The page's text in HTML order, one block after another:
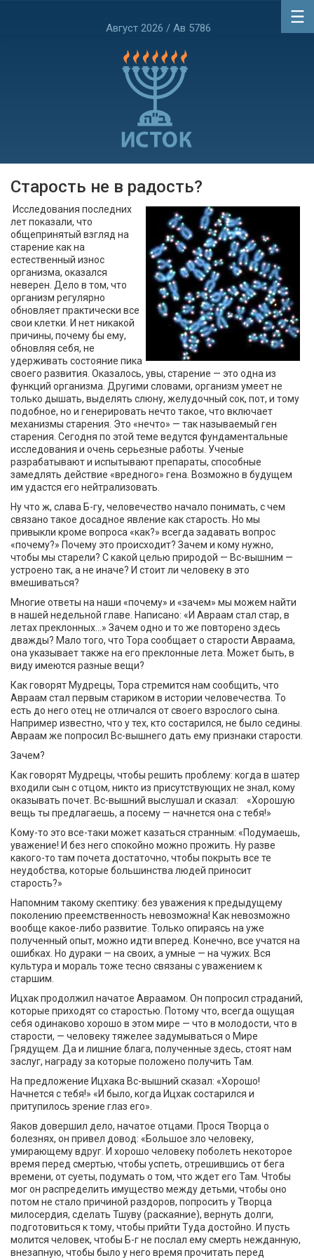
Август 2026 / Ав 5786
Старость не в радость?
Исследования последних
лет показали, что
общепринятый взгляд на
старение как на
естественный износ
организма, оказался
неверен. Дело в том, что
организм регулярно
обновляет практически все
свои клетки. И нет никакой
причины, почему бы ему,
обновляя себя, не
удерживать состояние пика
своего развития. Оказалось, увы, старение — это одна из
функций организма. Другими словами, организм умеет не
только дышать, выделять слюну, желудочный сок, пот, и тому
подобное, но и генерировать нечто такое, что включает
механизмы старения. Это «нечто» — так называемый ген
старения. Сегодня по этой теме ведутся фундаментальные
исследования и очень серьезные работы. Ученые
разрабатывают и испытывают препараты, способные
замедлять действие «вредного» гена. Возможно в будущем
им удастся его нейтрализовать.
Ну что ж, слава Б-гу, человечество начало понимать, с чем
связано такое досадное явление как старость. Но мы
привыкли кроме вопроса «как?» всегда задавать вопрос
«почему?» Почему это происходит? Зачем и кому нужно,
чтобы мы старели? С какой целью природой — Вс-вышним —
устроено так, а не иначе? И стоит ли человеку в это
вмешиваться?
Многие ответы на наши «почему» и «зачем» мы можем найти
в нашей недельной главе. Написано: «И Авраам стал стар, в
летах преклонных...» Зачем одно и то же повторено здесь
дважды? Мало того, что Тора сообщает о старости Авраама,
она указывает также на его преклонные лета. Может быть, в
виду имеются разные вещи?
Как говорят Мудрецы, Тора стремится нам сообщить, что
Авраам стал первым стариком в истории человечества. То
есть до него отец не отличался от своего взрослого сына.
Например известно, что у тех, кто состарился, не было седины.
Авраам же попросил Вс-вышнего дать ему признаки старости.
Зачем?
Как говорят Мудрецы, чтобы решить проблему: когда в шатер
входили сын с отцом, никто из присутствующих не знал, кому
оказывать почет. Вс-вышний выслушал и сказал: «Хорошую
вещь ты предлагаешь, а посему — начнется она с тебя!»
Кому-то это все-таки может казаться странным: «Подумаешь,
уважение! И без него спокойно можно прожить. Ну разве
какого-то там почета достаточно, чтобы покрыть все те
неудобства, которые большинства людей приносит
старость?»
Напомним такому скептику: без уважения к предыдущему
поколению преемственность невозможна! Как невозможно
вообще какое-либо развитие. Только опираясь на уже
полученный опыт, можно идти вперед. Конечно, все учатся на
ошибках. Но дураки — на своих, а умные — на чужих. Вся
культура и мораль тоже тесно связаны с уважением к
старшим.
Ицхак продолжил начатое Авраамом. Он попросил страданий,
которые приходят со старостью. Потому что, всегда ощущая
себя одинаково хорошо в этом мире — что в молодости, что в
старости, — человеку тяжелее задумываться о Мире
Грядущем. Да и лишние блага, полученные здесь, стоят нам
заслуг, награду за которые положено получить Там.
На предложение Ицхака Вс-вышний сказал: «Хорошо!
Начнется с тебя!» «И было, когда Ицхак состарился и
притупилось зрение глаз его».
Яаков довершил дело, начатое отцами. Прося Творца о
болезнях, он привел довод: «Большое зло человеку,
умирающему вдруг. И хорошо человеку поболеть некоторое
время перед смертью, чтобы успеть, отрешившись от бега
времени, от суеты, подумать о том, что ждет его Там. Чтобы
мог он распределить имущество между детьми, чтобы оно
потом не стало причиной раздоров, попросить у Творца
милосердия, сделать Тшуву (раскаяние), вернуть долги,
подготовиться к тому, чтобы прийти Туда достойно. И пусть
молится человек, чтобы Б-г не послал ему смерть нежданную,
внезапную, чтобы было у него время прочитать перед